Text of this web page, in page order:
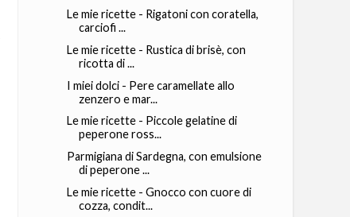
Le mie ricette - Rigatoni con coratella,
carciofi ...
Le mie ricette - Rustica di brisè, con
ricotta di ...
I miei dolci - Pere caramellate allo
zenzero e mar...
Le mie ricette - Piccole gelatine di
peperone ross...
Parmigiana di Sardegna, con emulsione
di peperone ...
Le mie ricette - Gnocco con cuore di
cozza, condit...